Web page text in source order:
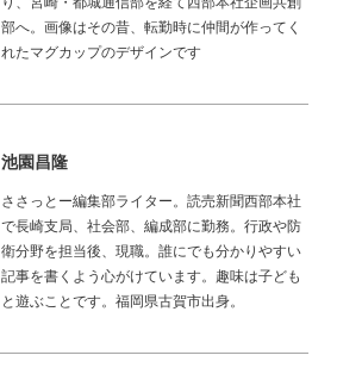
部へ。画像はその昔、転勤時に仲間が作ってく
れたマグカップのデザインです
池園昌隆
ささっとー編集部ライター。読売新聞西部本社
で長崎支局、社会部、編成部に勤務。行政や防
衛分野を担当後、現職。誰にでも分かりやすい
記事を書くよう心がけています。趣味は子ども
と遊ぶことです。福岡県古賀市出身。